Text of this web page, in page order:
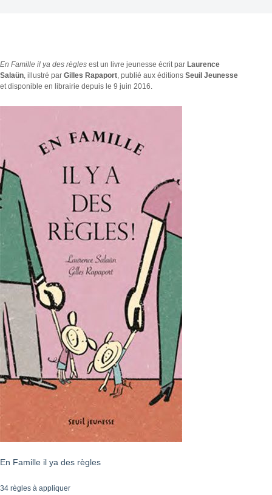
En Famille il ya des règles est un livre jeunesse écrit par Laurence
Salaün, illustré par Gilles Rapaport, publié aux éditions Seuil Jeunesse
et disponible en librairie depuis le 9 juin 2016.
En Famille il ya des règles
34 règles à appliquer